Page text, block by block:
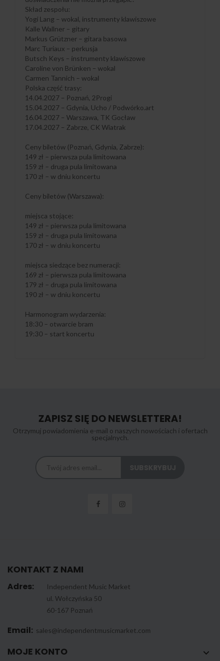
Skład zespołu:
Yogi Lang – wokal, instrumenty klawiszowe
Kalle Wallner – gitary
Markus Grützner – gitara basowa
Marc Turiaux – perkusja
Butsch Keys – instrumenty klawiszowe
Caroline von Brünken – wokal
Carmen Tannich – wokal
Polska część trasy:
14.04.2027 – Poznań, 2Progi
15.04.2027 – Gdynia, Ucho / Podwórko.art
16.04.2027 – Warszawa, TK Gocław
17.04.2027 – Zabrze, CK Wiatrak
Ceny biletów (Poznań, Gdynia, Zabrze):
149 zł – pierwsza pula limitowana
159 zł – druga pula limitowana
170 zł – w dniu koncertu
Ceny biletów (Warszawa):
miejsca stojące:
149 zł – pierwsza pula limitowana
159 zł – druga pula limitowana
170 zł – w dniu koncertu
miejsca siedzące bez numeracji:
169 zł – pierwsza pula limitowana
179 zł – druga pula limitowana
190 zł – w dniu koncertu
Harmonogram wydarzenia:
18:30 – otwarcie bram
19:30 – start koncertu
ZAPISZ SIĘ DO NEWSLETTERA!
Otrzymuj powiadomienia e-mail o naszych nowościach i ofertach
specjalnych.
KONTAKT Z NAMI
Adres:
Independent Music Market
ul. Wołczyńska 50
60-167 Poznań
Email: sales@independentmusicmarket.com
MOJE KONTO 